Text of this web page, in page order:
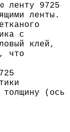
ленту 9725
ленты.
с
клей,
что
толщину (ось